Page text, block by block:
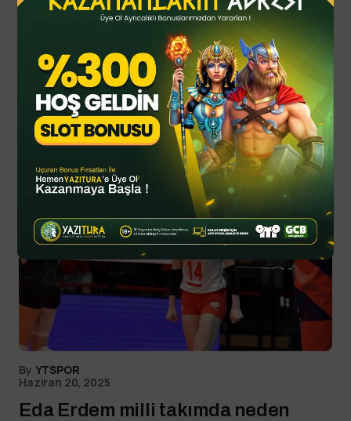
UpdatedHaziran 20, 2025
Read Next
By YTSPOR
Haziran 20, 2025
Eda Erdem milli takımda neden